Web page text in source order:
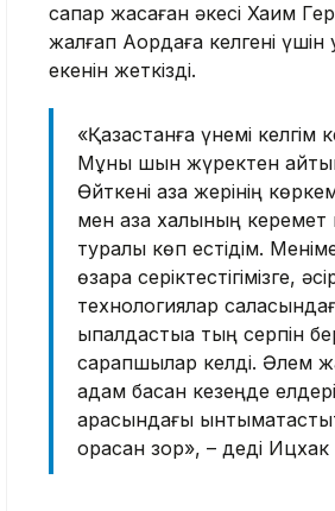
сапар жасаған әкесі Хаим
жалғап Ақордаға келгені
екенін жеткізді.
«Қазақстанға үнемі келгім
Мұны шын жүректен
Өйткені қазақ жерінің
мен қазақ халқының
туралы көп естідім.
өзара серіктестігімізге,
технологиялар
ықпалдастыққа тың серпін
сарапшылар келді. Әлем
қадам басқан кезеңде
арасындағы
орасан зор», – деді Ицхак